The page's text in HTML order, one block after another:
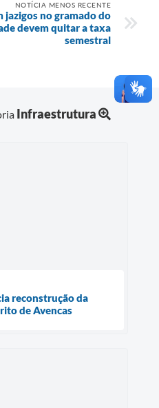
NOTÍCIA MENOS RECENTE
jazigos no gramado do
devem quitar a taxa
semestral
Infraestrutura
reconstrução da
de Avencas